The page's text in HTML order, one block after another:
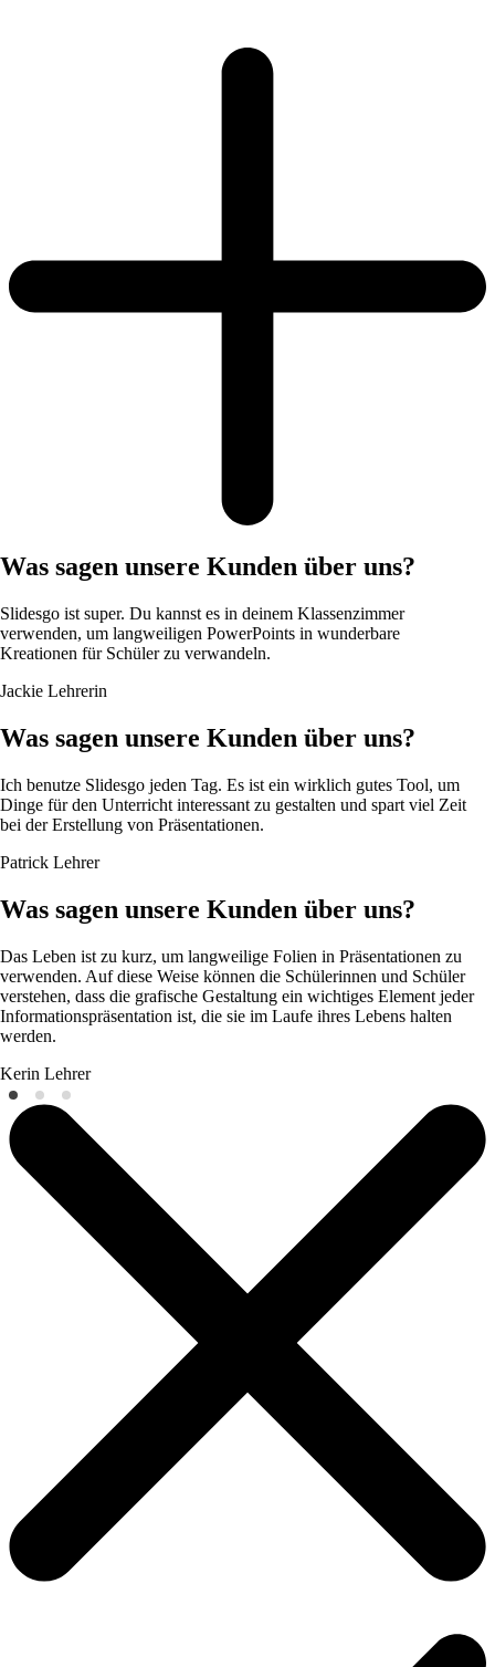
Was sagen unsere Kunden über uns?
Slidesgo ist super. Du kannst es in deinem Klassenzimmer
verwenden, um langweiligen PowerPoints in wunderbare
Kreationen für Schüler zu verwandeln.
Jackie Lehrerin
Was sagen unsere Kunden über uns?
Ich benutze Slidesgo jeden Tag. Es ist ein wirklich gutes Tool, um
Dinge für den Unterricht interessant zu gestalten und spart viel Zeit
bei der Erstellung von Präsentationen.
Patrick Lehrer
Was sagen unsere Kunden über uns?
Das Leben ist zu kurz, um langweilige Folien in Präsentationen zu
verwenden. Auf diese Weise können die Schülerinnen und Schüler
verstehen, dass die grafische Gestaltung ein wichtiges Element jeder
Informationspräsentation ist, die sie im Laufe ihres Lebens halten
werden.
Kerin Lehrer